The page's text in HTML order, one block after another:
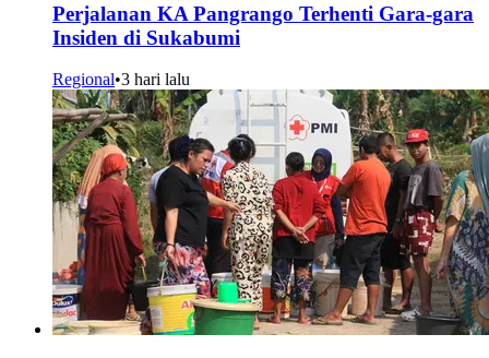
Perjalanan KA Pangrango Terhenti Gara-gara
Insiden di Sukabumi
Regional•3 hari lalu